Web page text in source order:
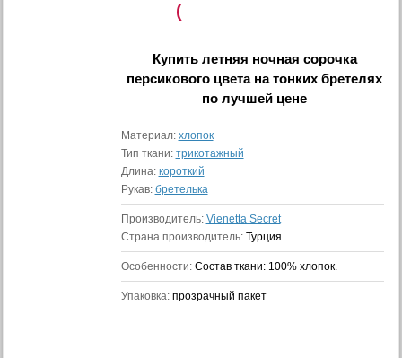
(
Купить летняя ночная сорочка
персикового цвета на тонких бретелях
по лучшей цене
Материал: хлопок
Тип ткани: трикотажный
Длина: короткий
Рукав: бретелька
Производитель: Vienetta Secret
Страна производитель: Турция
Особенности: Состав ткани: 100% хлопок.
Упаковка: прозрачный пакет